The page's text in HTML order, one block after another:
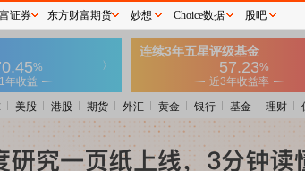
美股 港股 期货 外汇 黄金 银行 基金 理财
证券 东方财富期货 妙想 Choice数据 股吧